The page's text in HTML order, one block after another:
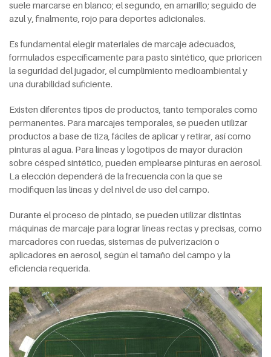
suele marcarse en blanco; el segundo, en amarillo; seguido de
azul y, finalmente, rojo para deportes adicionales.
Es fundamental elegir materiales de marcaje adecuados,
formulados específicamente para pasto sintético, que prioricen
la seguridad del jugador, el cumplimiento medioambiental y
una durabilidad suficiente.
Existen diferentes tipos de productos, tanto temporales como
permanentes. Para marcajes temporales, se pueden utilizar
productos a base de tiza, fáciles de aplicar y retirar, así como
pinturas al agua. Para líneas y logotipos de mayor duración
sobre césped sintético, pueden emplearse pinturas en aerosol.
La elección dependerá de la frecuencia con la que se
modifiquen las líneas y del nivel de uso del campo.
Durante el proceso de pintado, se pueden utilizar distintas
máquinas de marcaje para lograr líneas rectas y precisas, como
marcadores con ruedas, sistemas de pulverización o
aplicadores en aerosol, según el tamaño del campo y la
eficiencia requerida.